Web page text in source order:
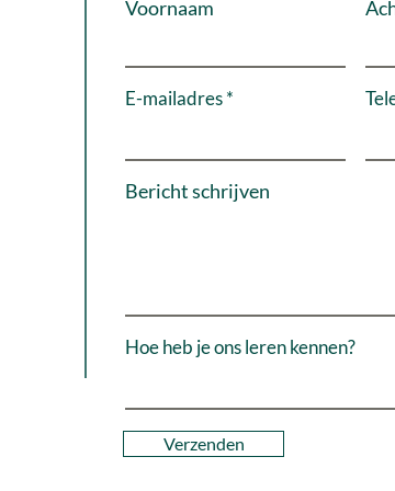
Voornaam
E-mailadres
Bericht schrijven
Hoe heb je ons leren kennen?
Verzenden